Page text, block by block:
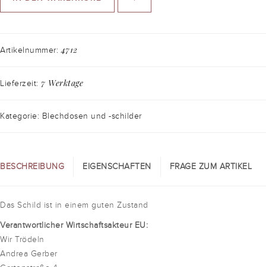
Artikelnummer:4712
Lieferzeit: 7 Werktage
Kategorie: Blechdosen und -schilder
BESCHREIBUNG EIGENSCHAFTEN FRAGE ZUM ARTIKEL
Das Schild ist in einem guten Zustand
Verantwortlicher Wirtschaftsakteur EU:
Wir Trödeln
Andrea Gerber